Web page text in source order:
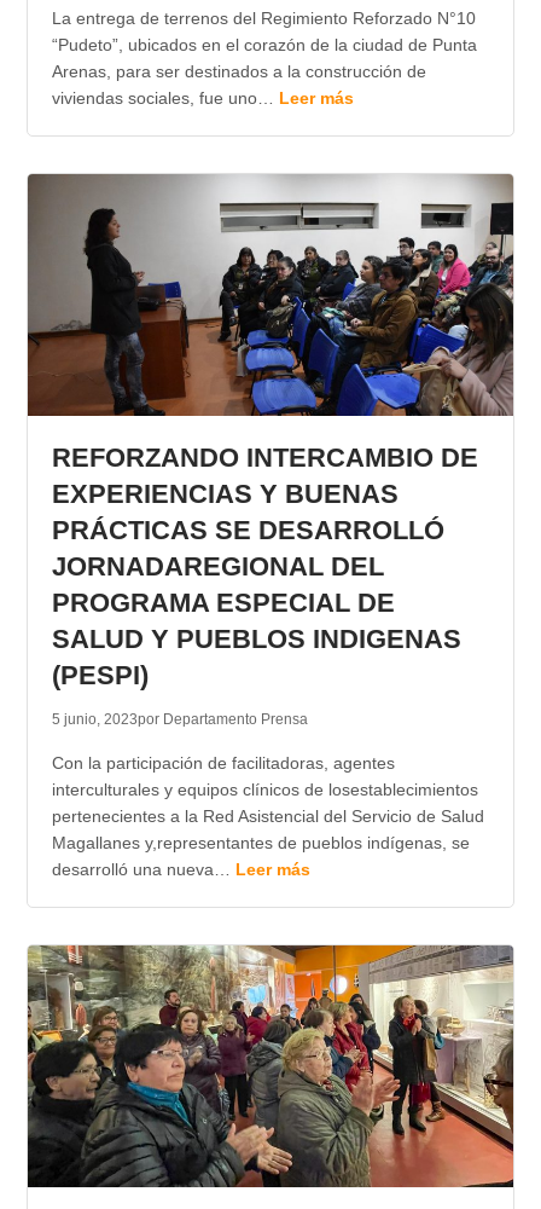
La entrega de terrenos del Regimiento Reforzado N°10
“Pudeto”, ubicados en el corazón de la ciudad de Punta
Arenas, para ser destinados a la construcción de
viviendas sociales, fue uno… Leer más
REFORZANDO INTERCAMBIO DE
EXPERIENCIAS Y BUENAS
PRÁCTICAS SE DESARROLLÓ
JORNADAREGIONAL DEL
PROGRAMA ESPECIAL DE
SALUD Y PUEBLOS INDIGENAS
(PESPI)
5 junio, 2023por Departamento Prensa
Con la participación de facilitadoras, agentes
interculturales y equipos clínicos de losestablecimientos
pertenecientes a la Red Asistencial del Servicio de Salud
Magallanes y,representantes de pueblos indígenas, se
desarrolló una nueva… Leer más